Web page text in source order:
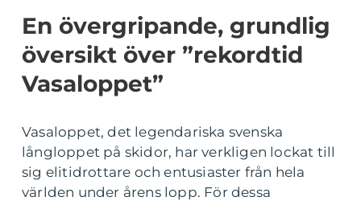
En övergripande, grundlig
översikt över ”rekordtid
Vasaloppet”
Vasaloppet, det legendariska svenska
långloppet på skidor, har verkligen lockat till
sig elitidrottare och entusiaster från hela
världen under årens lopp. För dessa